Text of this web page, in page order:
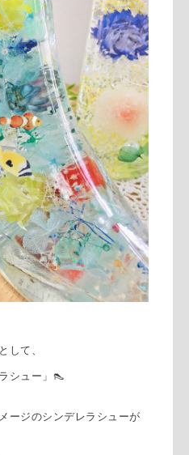
して、
シュー」👠
ージのシンデレラシューが